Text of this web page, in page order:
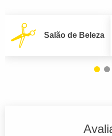
Salão de Beleza